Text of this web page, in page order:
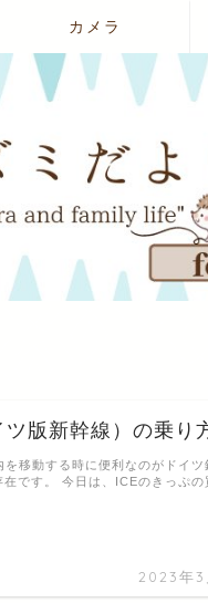
カメラ
ツ版新幹線）の乗り
2023年3
移動する時に便利なのがドイツ
です。 今日は、ICEのきっぷの